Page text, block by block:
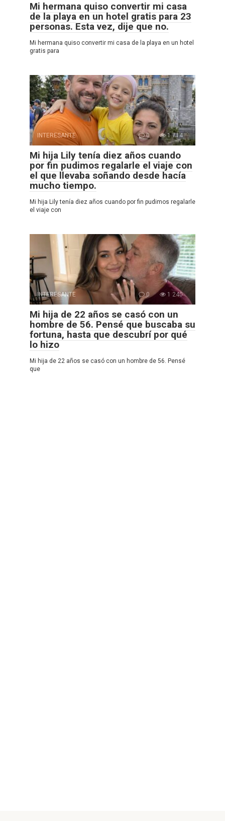
Mi hermana quiso convertir mi casa
de la playa en un hotel gratis para 23
personas. Esta vez, dije que no.
Mi hermana quiso convertir mi casa de la playa en un hotel
gratis para
INTERESANTE 0 1 714
Mi hija Lily tenía diez años cuando
por fin pudimos regalarle el viaje con
el que llevaba soñando desde hacía
mucho tiempo.
Mi hija Lily tenía diez años cuando por fin pudimos regalarle
el viaje con
INTERESANTE 0 1 240
Mi hija de 22 años se casó con un
hombre de 56. Pensé que buscaba su
fortuna, hasta que descubrí por qué
lo hizo
Mi hija de 22 años se casó con un hombre de 56. Pensé
que